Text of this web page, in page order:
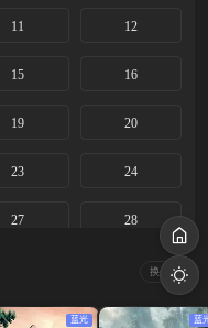
11 12
15 16
19 20
23 24
27 28
35 36
换一换
蓝光 蓝